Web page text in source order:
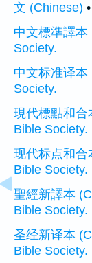
文 (Chinese) •
中文標準譯
Society.
中文标准译
Society.
現代標點和
Bible Society.
现代标点和
Bible Society.
聖經新譯本
Bible Society.
圣经新译本
Bible Society.